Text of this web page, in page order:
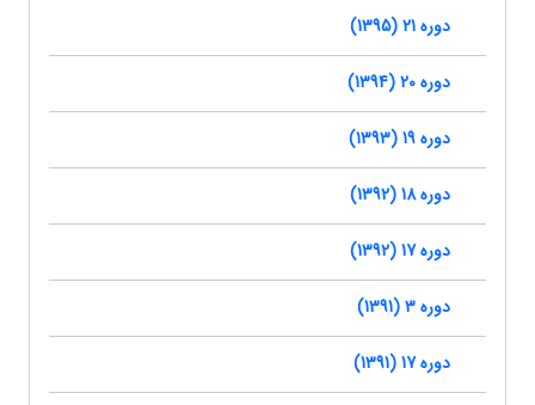
دوره 21 (1395)
دوره 20 (1394)
دوره 19 (1393)
دوره 18 (1392)
دوره 17 (1392)
دوره 3 (1391)
دوره 17 (1391)